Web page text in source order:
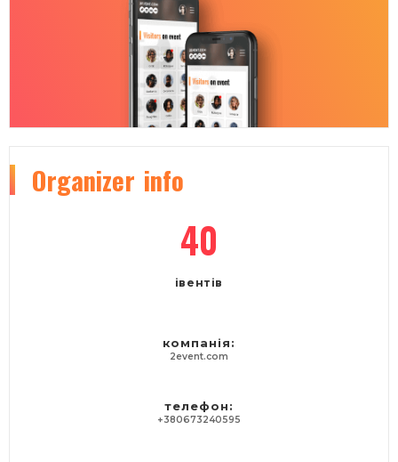
Organizer info
40
івентів
компанія:
2event.com
телефон:
+380673240595